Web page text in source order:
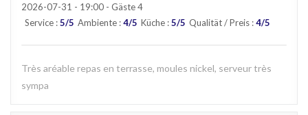
2026-07-31 - 19:00 - Gäste 4
Service :5/5 Ambiente :4/5 Küche :5/5 Qualität / Preis :4/5
Très aréable repas en terrasse, moules nickel, serveur très
sympa